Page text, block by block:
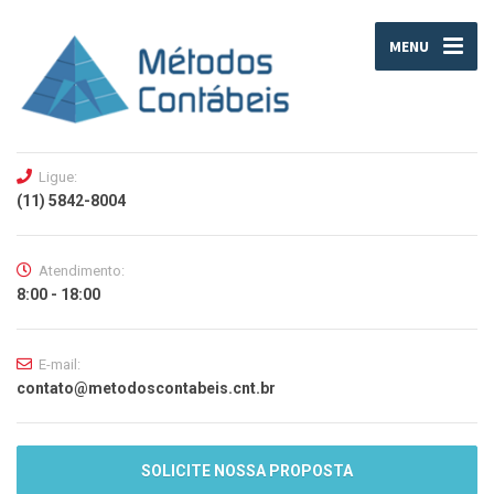
MENU
Ligue:
(11) 5842-8004
Atendimento:
8:00 - 18:00
E-mail:
contato@metodoscontabeis.cnt.br
SOLICITE NOSSA PROPOSTA